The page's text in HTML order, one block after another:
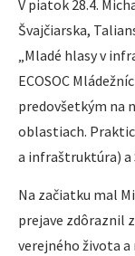
V piatok 28.4.
Švajčiarska,
„Mladé hlasy v
ECOSOC
predovšetkým na
oblastiach.
a infraštruktúra) a
Na začiatku mal
prejave zdôraznil
verejného života